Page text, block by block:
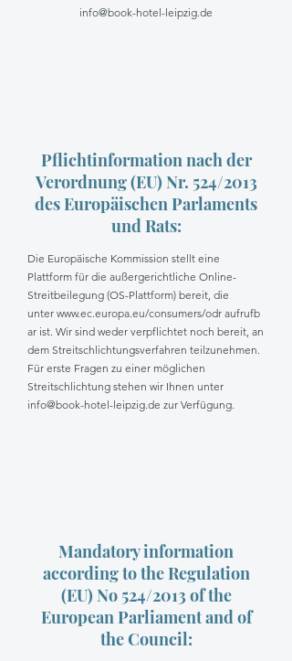
info@book-hotel-leipzig.de
Pflichtinformation nach der
Verordnung (EU) Nr. 524/2013
des Europäischen Parlaments
und Rats:
Die Europäische Kommission stellt eine
Plattform für die außergerichtliche Online-
Streitbeilegung (OS-Plattform) bereit, die
unter www.ec.europa.eu/consumers/odr aufrufb
ar ist. Wir sind weder verpflichtet noch bereit, an
dem Streitschlichtungsverfahren teilzunehmen.
Für erste Fragen zu einer möglichen
Streitschlichtung stehen wir Ihnen unter
info@book-hotel-leipzig.de zur Verfügung.
Mandatory information
according to the Regulation
(EU) No 524/2013 of the
European Parliament and of
the Council: